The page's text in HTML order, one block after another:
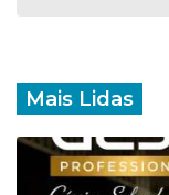
Mais Lidas